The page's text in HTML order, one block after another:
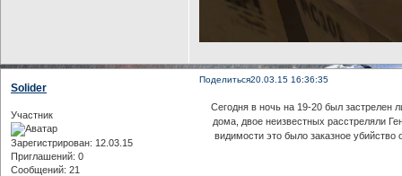
Поделиться20.03.15 16:36:35
Solider
Участник
Зарегистрирован: 12.03.15
Приглашений: 0
Сообщений: 21
Сегодня в ночь на 19-20 был застрелен
дома, двое неизвестных расстреляли
видимости это было заказное